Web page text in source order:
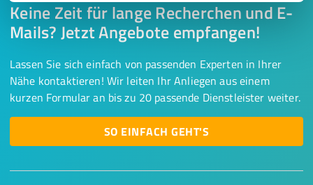
Keine Zeit für lange Recherchen und E-
Mails? Jetzt Angebote empfangen!
Lassen Sie sich einfach von passenden Experten in Ihrer
Nähe kontaktieren! Wir leiten Ihr Anliegen aus einem
kurzen Formular an bis zu 20 passende Dienstleister weiter.
SO EINFACH GEHT'S